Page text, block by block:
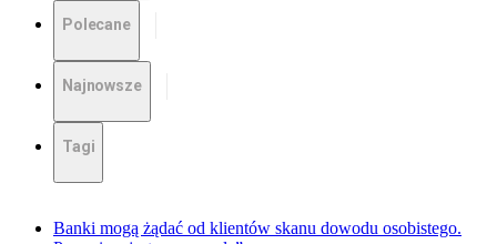
Polecane
Najnowsze
Tagi
Banki mogą żądać od klientów skanu dowodu osobistego.